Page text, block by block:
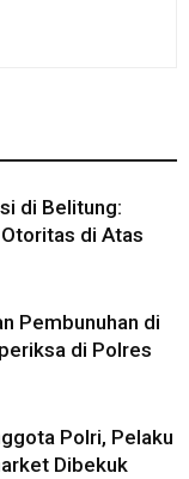
di Belitung:
di Atas
Pembunuhan di
di Polres
Polri, Pelaku
Dibekuk